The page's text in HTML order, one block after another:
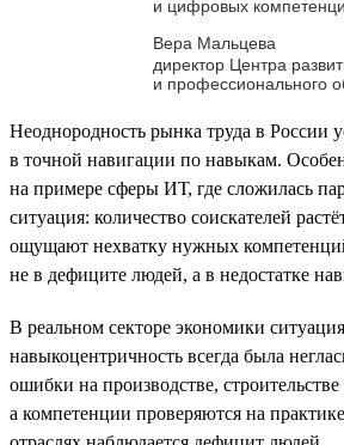
и цифровых
Вера Мальцева
директор Центра
и профессионального
Неоднородность рынка труда в России
в точной навигации по навыкам.
на примере сферы ИТ, где сложилась
ситуация: количество соискателей
ощущают нехватку нужных
не в дефиците людей, а в недостатке
В реальном секторе экономики
навыкоцентричность всегда была
ошибки на производстве,
а компетенции проверяются на